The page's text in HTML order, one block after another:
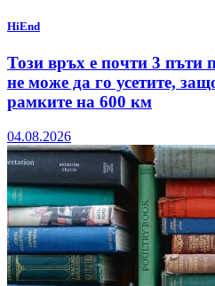
HiEnd
Този връх е почти 3 пъти
не може да го усетите,
рамките на 600 км
04.08.2026